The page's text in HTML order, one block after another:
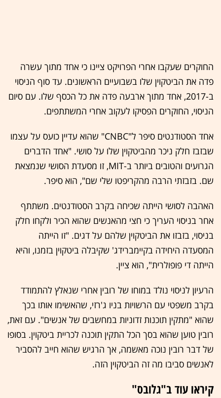
החוקרים שעקבו אחרי הפרויקט ציינו כי אחד מתוך עשרה
פדה את הביטקוין שלו בשבועיים הראשונים. עד סוף הניסוי
ב-2017, אחד מתוך ארבעה פדה את כל הכסף שלו. עם סיום
הניסוי, החוקרים הפסיקו לעקוב אחרי המשתתפים.
אחד הסטודנטים סיפר ל"CNBC" שהוא עדיין כועס על עצמו
שבזבז חלק ניכר מהביטקוין שלו על סושי. "אחד הדברים
הגרועים והטובים ביותר ב-MIT, זו מסעדת הסושי שנמצאת
שם. בזבזתי הרבה מהקריפטו שלי שם", הוא סיפר.
האהבה לסושי הייתה שכיחה בקרב הסטודנטים. משתתף
אחר בניסוי העריך כי חצי מהאנשים שהוא הכיר ולקחו חלק
בניסוי, בזבזו את הביטקוין שלהם על דגים. "זו הייתה
המסעדה היחידה בקיימברידג' שקיבלה ביטקוין בזמנו, והיא
הייתה די פופולרית", הוא ציין.
הרעיון לניסוי נולד במוחו של רובין אחרי שנאלץ להתמודד
בקרב משפטי עם הרשויות בניו ג'רזי, שהאשימו אותו בכך
שהוא "מתקין תוכנות זדוניות במחשבים של אנשים". עם זאת,
רובין טוען שהוא בסך הכל התקין תוכנה לכריית ביטקוין. בסופו
של דבר רובין נוכה מאשמה, אך הרגיש שהוא חייב להסביר
לאנשים סביבו מה זה הביטקוין הזה.
קיראו עוד ב"גלובס"